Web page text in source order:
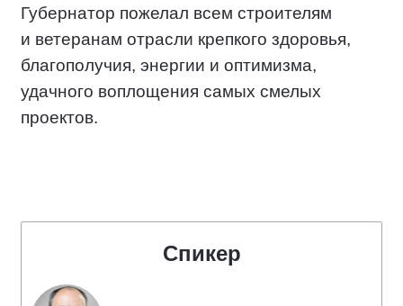
Губернатор пожелал всем строителям
и ветеранам отрасли крепкого здоровья,
благополучия, энергии и оптимизма,
удачного воплощения самых смелых
проектов.
Спикер